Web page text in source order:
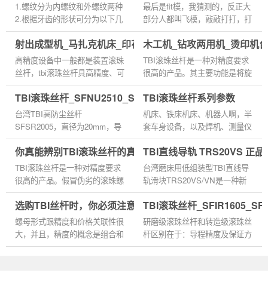
1.螺纹分为内螺纹和外螺纹两种
2.根据牙齿的形状可分为以下几
类: 1)三角形螺纹2)梯形螺纹3)矩
形螺纹4)锯齿形螺纹 3.按线数分
为单头螺纹和多头螺纹 4.根据...
最后是fit模，我猜测的，反正大
部分人都叫飞模，敲敲打打，打
磨机，锉刀，让模具的合模面贴
到为止。手工活，细心和耐心。
一不小心就过头了，只能...
射出成型机_马扎克机床_印花机台湾TBI滚珠丝杆
高精度设备中一般都是装置滚珠
丝杆，tbi滚珠丝杆具高精度、可
逆性和高效率的特点，其主要功
能是将旋转运动转换成线性运
动，或将扭矩转换成轴向反覆...
木工机_钻攻两用机_烫印机
TBI滚珠丝杆是一种对精度要求
很高的产品。其主要功能是将旋
转运动转换成线性运动，或将扭
矩转换成轴向反覆作用力，同时
兼具高精度、可逆性和高效率...
TBI滚珠丝杆_SFNU2510_SFSR2005_价格批发生产厂家
台湾TBI高防尘丝杆
SFSR2005，直径为20mm，导
程为5mm，螺母对称安装孔的
距离为47mm。 TBI微型直线导
轨为了减少切削力，减少细长轴
的弯曲，车刀的主编角取7...
TBI滚珠丝杆系列参数
机床、铁床机床、机器人啊，半
套车身设备，以及焊机、测量仪
器等精密设备都是用在滚珠丝杠
上的。 滚珠丝杆在未来应该越
来越多的应用在机床梯形丝杆...
你真能辨别TBI滚珠丝杆的真与假吗？
TBI滚珠丝杆是一种对精度要求
很高的产品。假冒伪劣的滚珠螺
杆虽然在外观上与正品无异，但
是会对用户的使用造成很大的负
面影响。...
TBI直线导轨 TRS20VS 正品
台湾磨床用低组装型TBI直线导
轨滑块TRS20VS/VN是一种新
型的作相对往复直线运动的滚动
支承，能以滑块和导轨间的钢球
滚动来代替直接的滑动接触，并
且滚动...
选购TBI丝杆时，你必须注意这四点
螺母形式跟精度和价格关联性很
大，并且，精度的概念是组合和
维持，也就是说，螺杆的导程误
TBI滚珠丝杆
研磨级滚珠丝杆和转造级滚珠丝
杆区别在于：导程精度及保证方
法：研磨级滚珠丝杆从C0-C10